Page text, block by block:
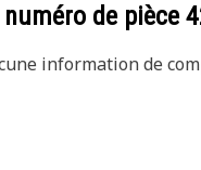
de pièce
information de